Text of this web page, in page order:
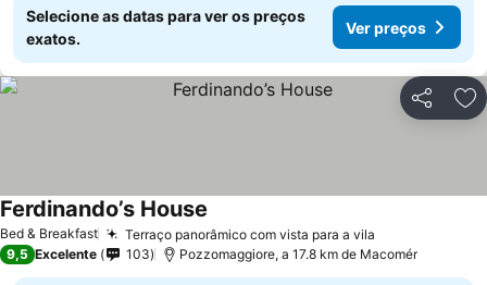
Selecione as datas para ver os preços
exatos.
Ver preços
Partilhar
Bed & Breakfast Terraço panorâmico com vista para a vila
Ferdinando’s House
9,5 Excelente 103 Pozzomaggiore, a 17.8 km de Macomér